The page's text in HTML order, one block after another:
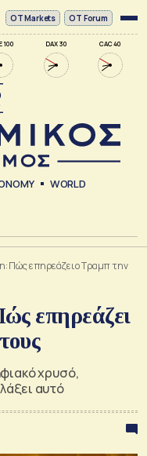
100 DAX 30 CAC 40
ΟΤ Markets OT Forum
WORLD
Πώς επηρεάζει ο Τραμπ την
επηρεάζει
χρυσό,
αυτό